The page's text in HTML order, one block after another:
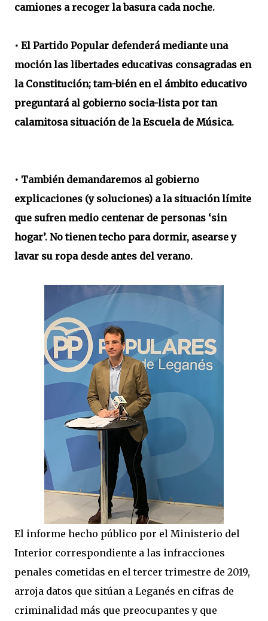
camiones a recoger la basura cada noche.
• El Partido Popular defenderá mediante una
moción las libertades educativas consagradas en
la Constitución; tam-bién en el ámbito educativo
preguntará al gobierno socia-lista por tan
calamitosa situación de la Escuela de Música.
• También demandaremos al gobierno
explicaciones (y soluciones) a la situación límite
que sufren medio centenar de personas ‘sin
hogar’. No tienen techo para dormir, asearse y
lavar su ropa desde antes del verano.
El informe hecho público por el Ministerio del
Interior correspondiente a las infracciones
penales cometidas en el tercer trimestre de 2019,
arroja datos que sitúan a Leganés en cifras de
criminalidad más que preocupantes y que